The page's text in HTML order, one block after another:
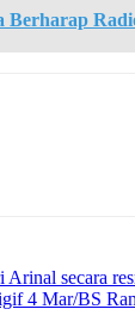
Berharap
Arinal secara
4 Mar/BS